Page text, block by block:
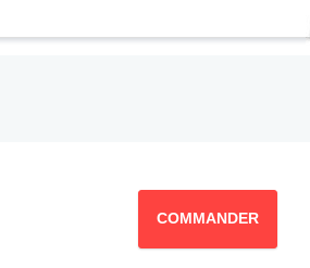
COMMANDER